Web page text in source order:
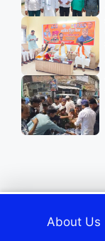
About Us